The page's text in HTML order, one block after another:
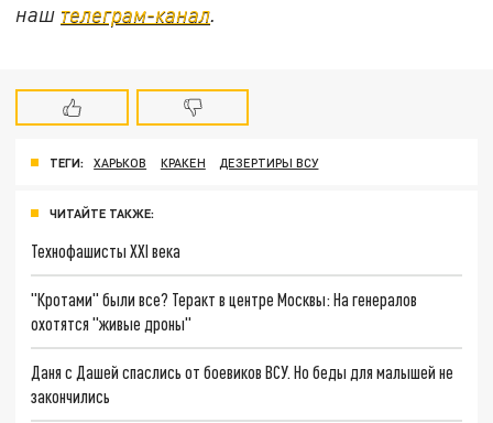
наш телеграм-канал.
ТЕГИ: ХАРЬКОВ КРАКЕН ДЕЗЕРТИРЫ ВСУ
ЧИТАЙТЕ ТАКЖЕ:
Технофашисты XXI века
"Кротами" были все? Теракт в центре Москвы: На генералов
охотятся "живые дроны"
Даня с Дашей спаслись от боевиков ВСУ. Но беды для малышей не
закончились